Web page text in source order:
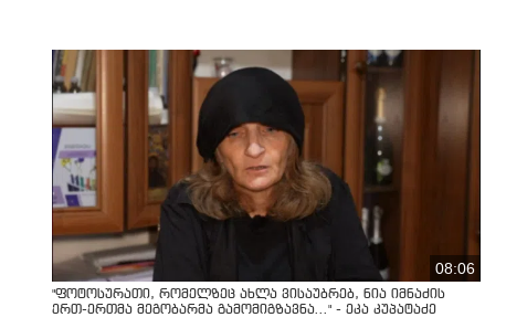
08:06
"ფოტოსურათი, რომელზეც ახლა ვისაუბრებ, ნია იმნაძის
ერთ-ერთმა მეგობარმა გამომიგზავნა..." - ეკა კუპატაძე